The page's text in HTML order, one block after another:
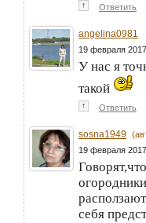
↑ Ответить
angelina0981
19 февраля
У нас я
такой
↑ Ответить
sosna1949
19 февраля
себя